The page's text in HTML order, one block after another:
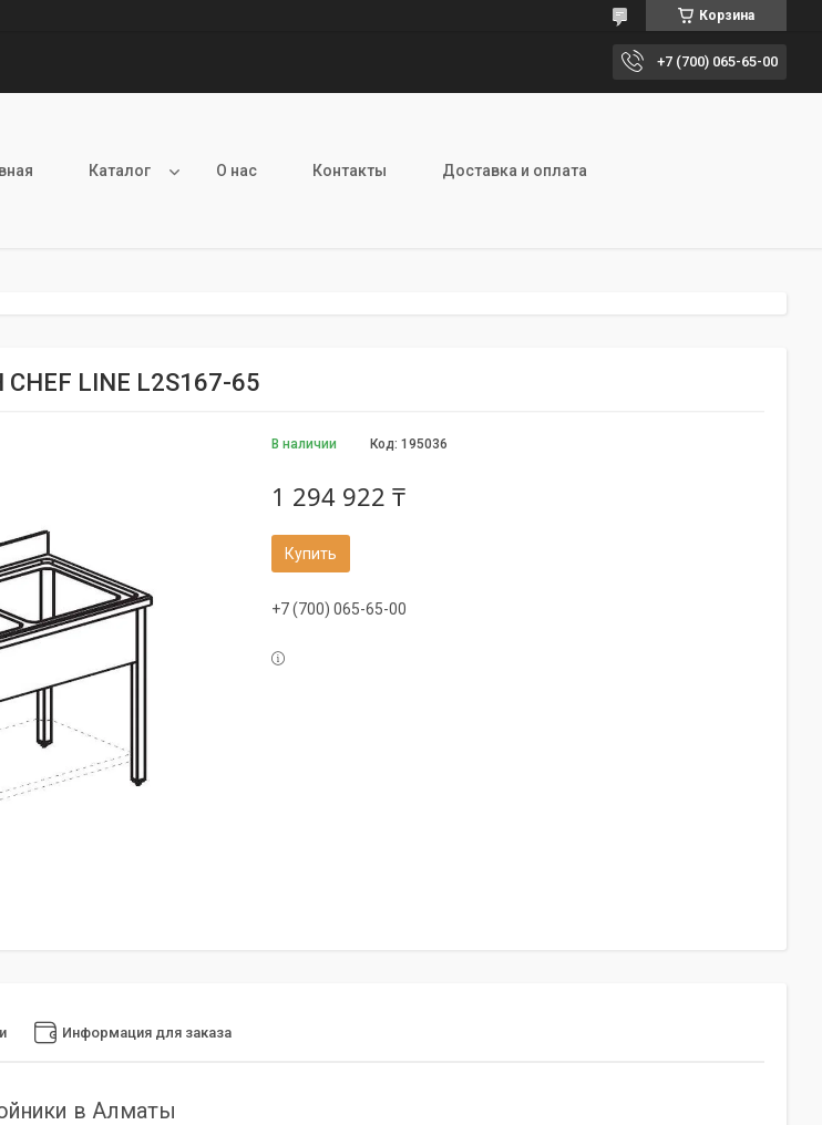
Корзина
+7 (700) 065-65-00
Каталог О нас Контакты Доставка и оплата
LINE L2S167-65
В наличии Код: 195036
1 294 922 ₸
Купить
+7 (700) 065-65-00
Информация для заказа
в Алматы